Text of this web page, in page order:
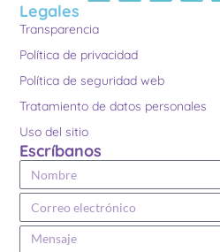
Legales
Transparencia
Política de privacidad
Política de seguridad web
Tratamiento de datos personales
Uso del sitio
Escríbanos